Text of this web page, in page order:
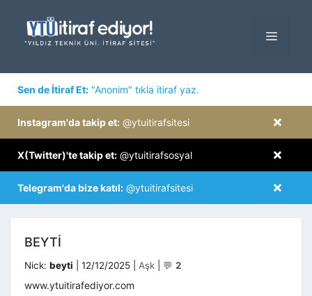
MENÜ
Sen de İtiraf Et: "Anonim" tıkla itiraf yaz.
×
Instagram'da takip et: @ytuitirafsitesi
×
X(Twitter)'te takip et: @ytuitirafsosyal
×
Telegram'da bize katıl: @ytuitirafsitesi
BEYTI
Nick: beyti 12/12/2025 Kategoriler
Aşk 💬 2
www.ytuitirafediyor.com